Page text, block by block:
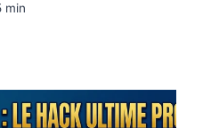
min